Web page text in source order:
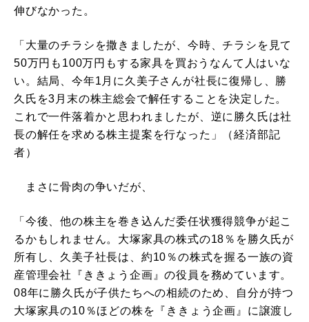
伸びなかった。
「大量のチラシを撒きましたが、今時、チラシを見て
50万円も100万円もする家具を買おうなんて人はいな
い。結局、今年1月に久美子さんが社長に復帰し、勝
久氏を3月末の株主総会で解任することを決定した。
これで一件落着かと思われましたが、逆に勝久氏は社
長の解任を求める株主提案を行なった」（経済部記
者）
まさに骨肉の争いだが、
「今後、他の株主を巻き込んだ委任状獲得競争が起こ
るかもしれません。大塚家具の株式の18％を勝久氏が
所有し、久美子社長は、約10％の株式を握る一族の資
産管理会社『ききょう企画』の役員を務めています。
08年に勝久氏が子供たちへの相続のため、自分が持つ
大塚家具の10％ほどの株を『ききょう企画』に譲渡し